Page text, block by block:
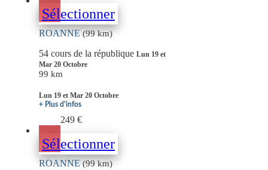
Sélectionner
ROANNE(99 km)
54 cours de la république Lun 19 et
Mar 20 Octobre
99 km
Lun 19 et Mar 20 Octobre
+ Plus d'infos
249 €
Sélectionner
ROANNE(99 km)